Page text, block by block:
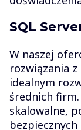
SQL
W naszej
rozwiązania
idealnym
średnich
skalowalne,